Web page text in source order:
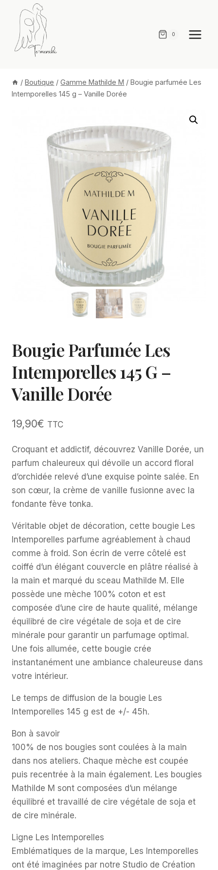
contenu
0
/ Boutique / Gamme Mathilde M / Bougie parfumée Les
Intemporelles 145 g – Vanille Dorée
Bougie Parfumée Les
Intemporelles 145 G –
Vanille Dorée
19,90€ TTC
Croquant et addictif, découvrez Vanille Dorée, un
parfum chaleureux qui dévoile un accord floral
d’orchidée relevé d’une exquise pointe salée. En
son cœur, la crème de vanille fusionne avec la
fondante fève tonka.
Véritable objet de décoration, cette bougie Les
Intemporelles parfume agréablement à chaud
comme à froid. Son écrin de verre côtelé est
coiffé d’un élégant couvercle en plâtre réalisé à
la main et marqué du sceau Mathilde M. Elle
possède une mèche 100% coton et est
composée d’une cire de haute qualité, mélange
équilibré de cire végétale de soja et de cire
minérale pour garantir un parfumage optimal.
Une fois allumée, cette bougie crée
instantanément une ambiance chaleureuse dans
votre intérieur.
Le temps de diffusion de la bougie Les
Intemporelles 145 g est de +/- 45h.
Bon à savoir
100% de nos bougies sont coulées à la main
dans nos ateliers. Chaque mèche est coupée
puis recentrée à la main également. Les bougies
Mathilde M sont composées d’un mélange
équilibré et travaillé de cire végétale de soja et
de cire minérale.
Ligne Les Intemporelles
Emblématiques de la marque, Les Intemporelles
ont été imaginées par notre Studio de Création